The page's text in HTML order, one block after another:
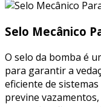
Selo Mecânico
O selo da bomba é
para garantir a
eficiente de
previne